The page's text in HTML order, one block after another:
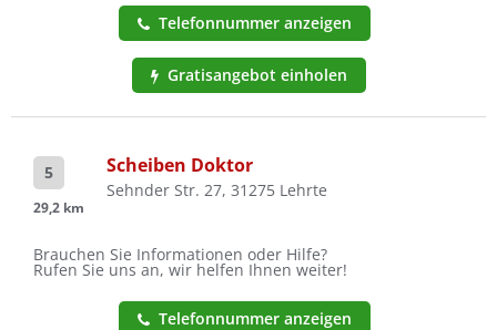
Telefonnummer anzeigen
Gratisangebot einholen
5
29,2 km
Scheiben Doktor
Sehnder Str. 27, 31275 Lehrte
Brauchen Sie Informationen oder Hilfe?
Rufen Sie uns an, wir helfen Ihnen weiter!
Telefonnummer anzeigen